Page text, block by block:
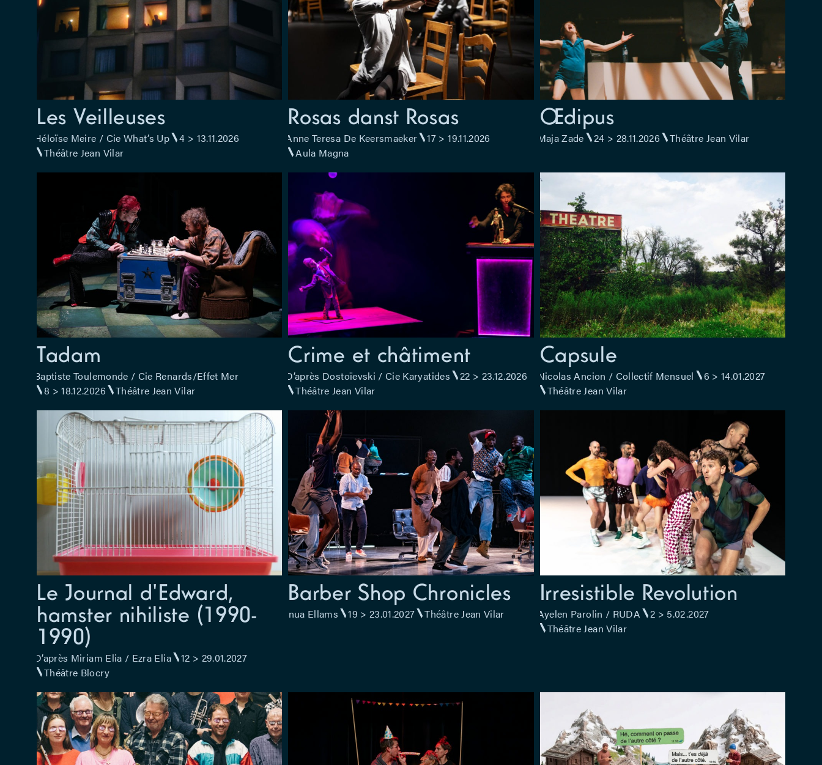
Les Veilleuses
Héloïse Meire / Cie What’s Up
4 > 13.11.2026
Théâtre Jean Vilar
Rosas danst Rosas
Anne Teresa De Keersmaeker
17 > 19.11.2026
Aula Magna
Œdipus
Maja Zade 24 > 28.11.2026 Théâtre Jean Vilar
Tadam
Baptiste Toulemonde / Cie Renards/Effet Mer
8 > 18.12.2026
Théâtre Jean Vilar
Crime et châtiment
D’après Dostoïevski / Cie Karyatides
22 > 23.12.2026
Théâtre Jean Vilar
Capsule
Nicolas Ancion / Collectif Mensuel
6 > 14.01.2027
Théâtre Jean Vilar
Le Journal d'Edward,
hamster nihiliste (1990-
1990)
D’après Miriam Elia / Ezra Elia
12 > 29.01.2027
Théâtre Blocry
Barber Shop Chronicles
Inua Ellams 19 > 23.01.2027 Théâtre Jean Vilar
Irresistible Revolution
Ayelen Parolin / RUDA
2 > 5.02.2027
Théâtre Jean Vilar